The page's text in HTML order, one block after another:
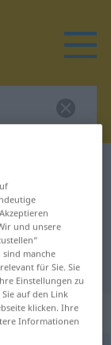
für
und unsere
manche
für Sie. Sie
Einstellungen zu
auf den Link
klicken. Ihre
Informationen